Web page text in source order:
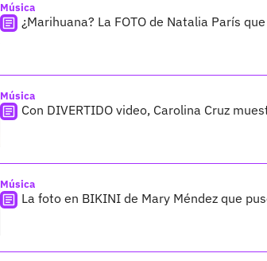
Música
¿Marihuana? La FOTO de Natalia París
Música
Con DIVERTIDO video, Carolina Cruz
Música
La foto en BIKINI de Mary Méndez que